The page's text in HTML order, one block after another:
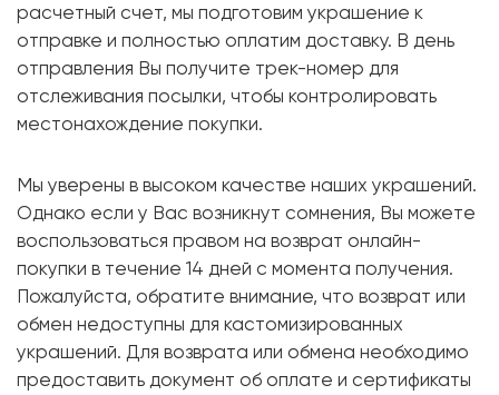
расчетный счет, мы подготовим украшение к
отправке и полностью оплатим доставку. В день
отправления Вы получите трек-номер для
отслеживания посылки, чтобы контролировать
местонахождение покупки.
Мы уверены в высоком качестве наших украшений.
Однако если у Вас возникнут сомнения, Вы можете
воспользоваться правом на возврат онлайн-
покупки в течение 14 дней с момента получения.
Пожалуйста, обратите внимание, что возврат или
обмен недоступны для кастомизированных
украшений. Для возврата или обмена необходимо
предоставить документ об оплате и сертификаты